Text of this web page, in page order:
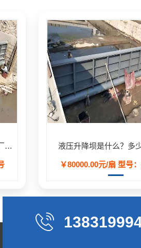
液压升降坝（液压活动坝）- 专业厂家定制生产,用于河道/防汛工程 液压升降坝是什么？多
￥80000.00元/扇型号